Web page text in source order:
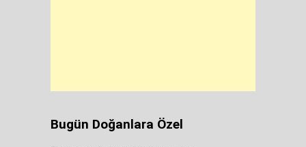
Bugün Doğanlara Özel